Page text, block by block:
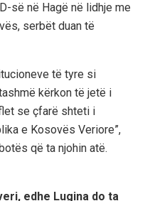
së në Hagë në lidhje me
serbët duan të
të tyre si
kërkon të jetë i
se çfarë shteti i
e Kosovës Veriore”,
që ta njohin atë.
edhe Lugina do ta